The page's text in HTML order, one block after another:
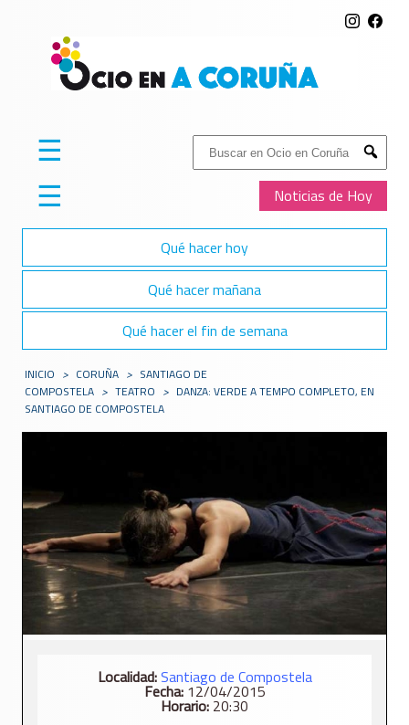
Buscar:
Submit
Noticias de Hoy
☰
☰
Qué hacer hoy
Qué hacer mañana
Qué hacer el fin de semana
INICIO > CORUÑA > SANTIAGO DE
COMPOSTELA > TEATRO > DANZA: VERDE A TEMPO COMPLETO, EN
SANTIAGO DE COMPOSTELA
Localidad:Santiago de Compostela
Fecha:12/04/2015
Horario: 20:30